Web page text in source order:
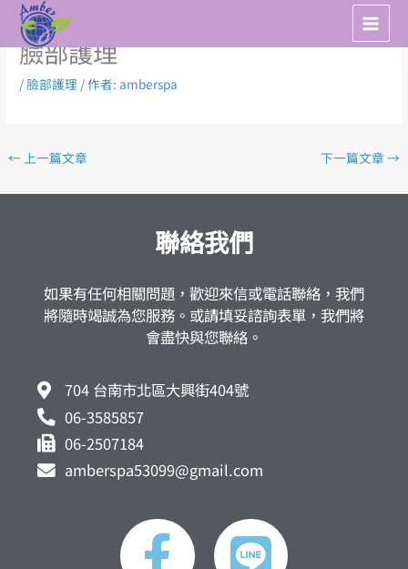
臉部護理
/臉部護理 / 作者:amberspa
← 上一篇文章 下一篇文章 →
聯絡我們
如果有任何相關問題，歡迎來信或電話聯絡，我們
將隨時竭誠為您服務。或請填妥諮詢表單，我們將
會盡快與您聯絡。
704 台南市北區大興街404號
06-3585857
06-2507184
amberspa53099@gmail.com
F L